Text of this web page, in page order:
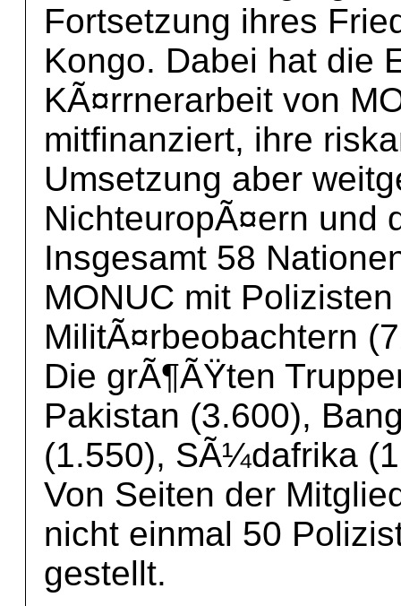
Fortsetzung ihres
Kongo. Dabei hat die
KÃ¤rrnerarbeit von
mitfinanziert, ihre
Umsetzung aber
NichteuropÃ¤ern und
Insgesamt 58
MONUC mit
MilitÃ¤rbeobachtern
Die grÃ¶ÃŸten
Pakistan (3.600),
(1.550), SÃ¼dafrika
Von Seiten der
nicht einmal 50
gestellt.